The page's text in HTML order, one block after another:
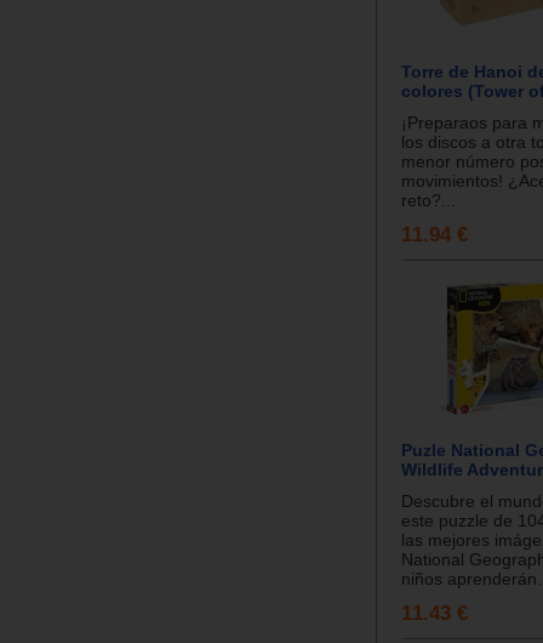
Torre de Hanoi
colores (Tower
¡Preparaos para
los discos a otra
menor número
movimientos!
reto?...
11.94 €
Puzle National
Wildlife
Descubre el
este puzzle de
las mejores
National
niños
11.43 €